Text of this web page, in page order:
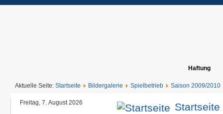
Haftung
Aktuelle Seite: Startseite Bildergalerie Spielbetrieb Saison 2009/2010
Freitag, 7. August 2026 Startseite